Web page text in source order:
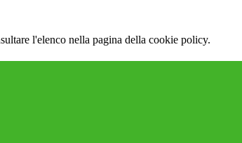
l'elenco nella pagina della cookie policy.